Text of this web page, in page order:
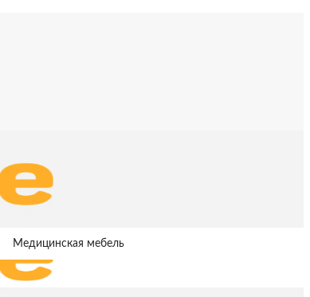
Медицинская мебель